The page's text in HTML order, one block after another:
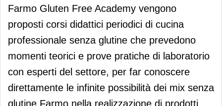
Farmo Gluten Free Academy vengono
proposti corsi didattici periodici di cucina
professionale senza glutine che prevedono
momenti teorici e prove pratiche di laboratorio
con esperti del settore, per far conoscere
direttamente le infinite possibilità dei mix senza
glutine Farmo nella realizzazione di prodotti